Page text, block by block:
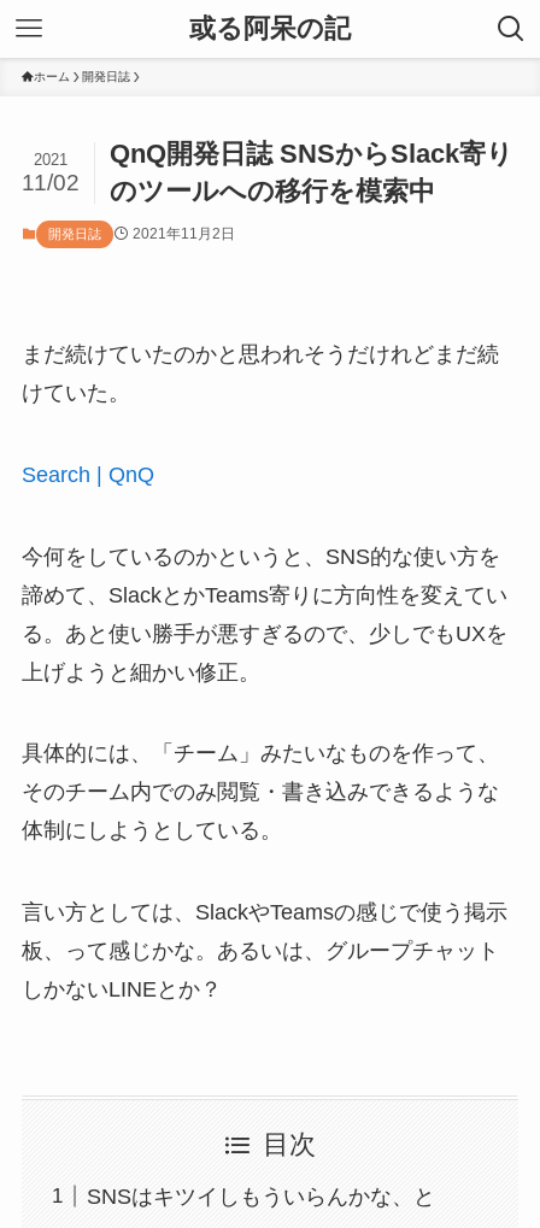
或る阿呆の記
ホーム 開発日誌
QnQ開発日誌 SNSからSlack寄り
のツールへの移行を模索中
2021
11/02
開発日誌 2021年11月2日
まだ続けていたのかと思われそうだけれどまだ続
けていた。
Search | QnQ
今何をしているのかというと、SNS的な使い方を
諦めて、SlackとかTeams寄りに方向性を変えてい
る。あと使い勝手が悪すぎるので、少しでもUXを
上げようと細かい修正。
具体的には、「チーム」みたいなものを作って、
そのチーム内でのみ閲覧・書き込みできるような
体制にしようとしている。
言い方としては、SlackやTeamsの感じで使う掲示
板、って感じかな。あるいは、グループチャット
しかないLINEとか？
目次
SNSはキツイしもういらんかな、と